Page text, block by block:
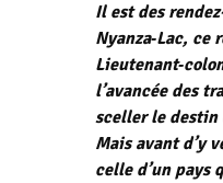
Il est des
Nyanza‑Lac,
l’avancée des
sceller le destin
Mais avant d’y
celle d’un pays